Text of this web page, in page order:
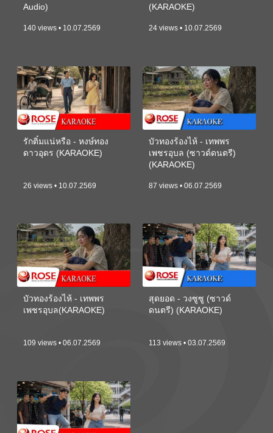
Audio)
140 views • 10.07.2569
(KARAOKE)
24 views • 10.07.2569
รักติ๋มแน่หรือ - หงษ์ทอง
ดาวอุดร (KARAOKE)
26 views • 10.07.2569
บัวทองร้องไห้ - เทพพร
เพชรอุบล (ซาวด์ดนตรี)
(KARAOKE)
87 views • 06.07.2569
บัวทองร้องไห้ - เทพพร
เพชรอุบล(KARAOKE)
109 views • 06.07.2569
สุดยอด - วงซูซู (ซาวด์
ดนตรี) (KARAOKE)
113 views • 03.07.2569